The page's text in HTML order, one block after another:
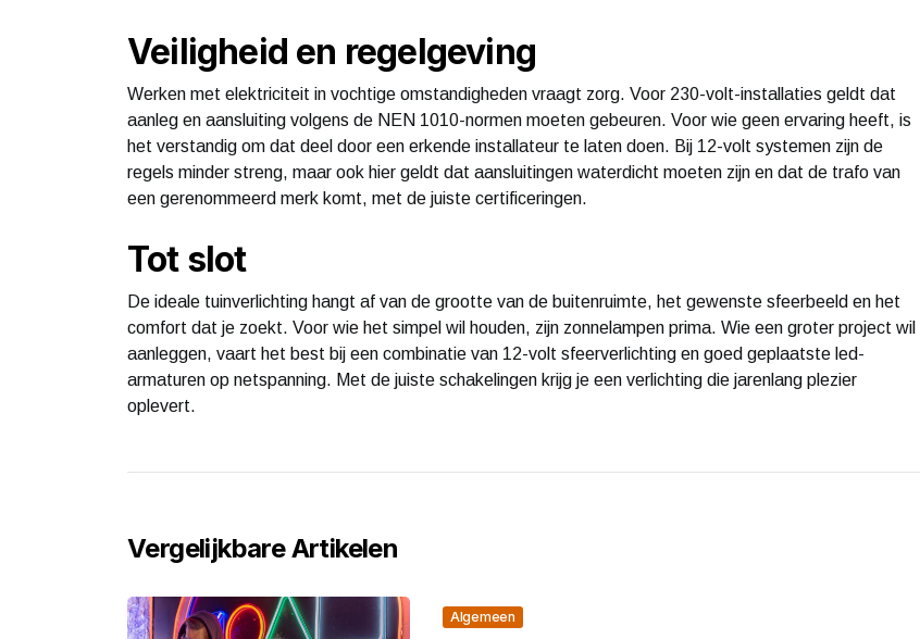
Veiligheid en regelgeving
Werken met elektriciteit in vochtige omstandigheden vraagt zorg. Voor 230-volt-installaties geldt dat
aanleg en aansluiting volgens de NEN 1010-normen moeten gebeuren. Voor wie geen ervaring heeft, is
het verstandig om dat deel door een erkende installateur te laten doen. Bij 12-volt systemen zijn de
regels minder streng, maar ook hier geldt dat aansluitingen waterdicht moeten zijn en dat de trafo van
een gerenommeerd merk komt, met de juiste certificeringen.
Tot slot
De ideale tuinverlichting hangt af van de grootte van de buitenruimte, het gewenste sfeerbeeld en het
comfort dat je zoekt. Voor wie het simpel wil houden, zijn zonnelampen prima. Wie een groter project wil
aanleggen, vaart het best bij een combinatie van 12-volt sfeerverlichting en goed geplaatste led-
armaturen op netspanning. Met de juiste schakelingen krijg je een verlichting die jarenlang plezier
oplevert.
Vergelijkbare Artikelen
Algemeen